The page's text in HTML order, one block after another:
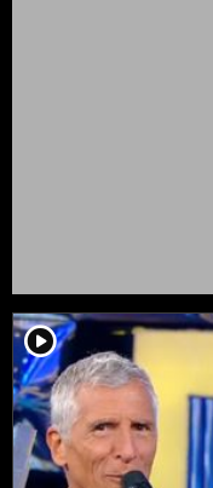
player2